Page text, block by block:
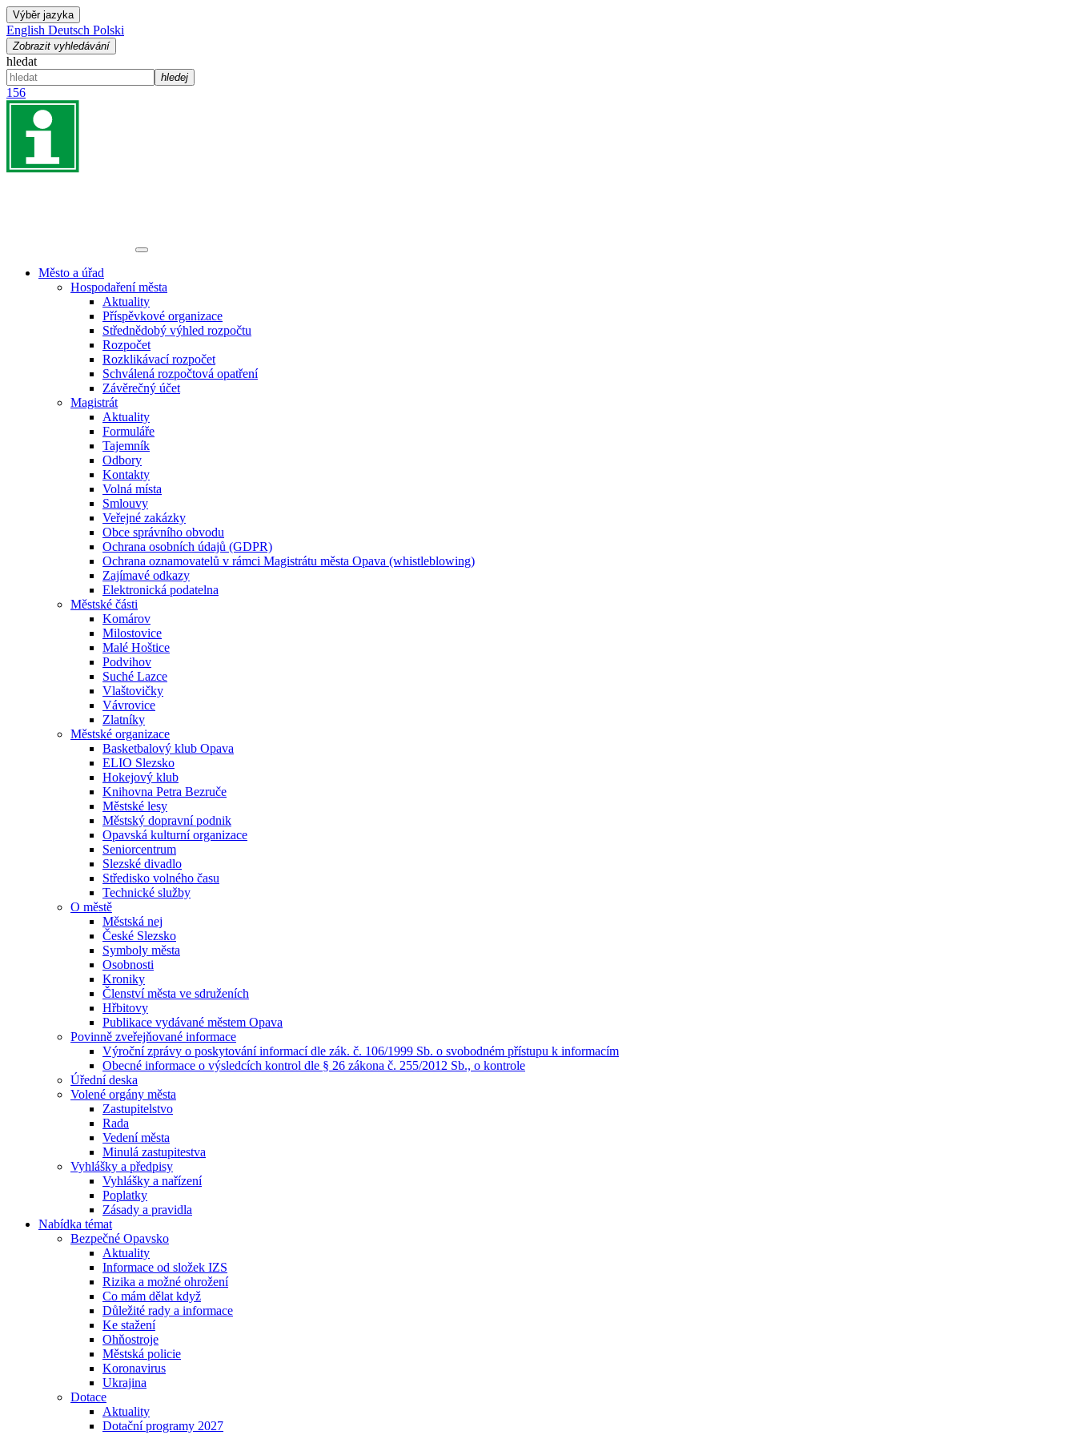
Výběr jazyka
English Deutsch Polski
Zobrazit vyhledávání
hledat
hledej
156
Město a úřad
Hospodaření města
Aktuality
Příspěvkové organizace
Střednědobý výhled rozpočtu
Rozpočet
Rozklikávací rozpočet
Schválená rozpočtová opatření
Závěrečný účet
Magistrát
Aktuality
Formuláře
Tajemník
Odbory
Kontakty
Volná místa
Smlouvy
Veřejné zakázky
Obce správního obvodu
Ochrana osobních údajů (GDPR)
Ochrana oznamovatelů v rámci Magistrátu města Opava (whistleblowing)
Zajímavé odkazy
Elektronická podatelna
Městské části
Komárov
Milostovice
Malé Hoštice
Podvihov
Suché Lazce
Vlaštovičky
Vávrovice
Zlatníky
Městské organizace
Basketbalový klub Opava
ELIO Slezsko
Hokejový klub
Knihovna Petra Bezruče
Městské lesy
Městský dopravní podnik
Opavská kulturní organizace
Seniorcentrum
Slezské divadlo
Středisko volného času
Technické služby
O městě
Městská nej
České Slezsko
Symboly města
Osobnosti
Kroniky
Členství města ve sdruženích
Hřbitovy
Publikace vydávané městem Opava
Povinně zveřejňované informace
Výroční zprávy o poskytování informací dle zák. č. 106/1999 Sb. o svobodném přístupu k informacím
Obecné informace o výsledcích kontrol dle § 26 zákona č. 255/2012 Sb., o kontrole
Úřední deska
Volené orgány města
Zastupitelstvo
Rada
Vedení města
Minulá zastupitestva
Vyhlášky a předpisy
Vyhlášky a nařízení
Poplatky
Zásady a pravidla
Nabídka témat
Bezpečné Opavsko
Aktuality
Informace od složek IZS
Rizika a možné ohrožení
Co mám dělat když
Důležité rady a informace
Ke stažení
Ohňostroje
Městská policie
Koronavirus
Ukrajina
Dotace
Aktuality
Dotační programy 2027